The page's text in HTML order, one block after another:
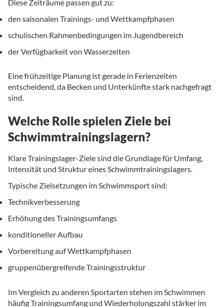
Diese Zeiträume passen gut zu:
den saisonalen Trainings- und Wettkampfphasen
schulischen Rahmenbedingungen im Jugendbereich
der Verfügbarkeit von Wasserzeiten
Eine frühzeitige Planung ist gerade in Ferienzeiten
entscheidend, da Becken und Unterkünfte stark nachgefragt
sind.
Welche Rolle spielen Ziele bei
Schwimmtrainingslagern?
Klare Trainingslager-Ziele sind die Grundlage für Umfang,
Intensität und Struktur eines Schwimmtrainingslagers.
Typische Zielsetzungen im Schwimmsport sind:
Technikverbesserung
Erhöhung des Trainingsumfangs
konditioneller Aufbau
Vorbereitung auf Wettkampfphasen
gruppenübergreifende Trainingsstruktur
Im Vergleich zu anderen Sportarten stehen im Schwimmen
häufig Trainingsumfang und Wiederholungszahl stärker im